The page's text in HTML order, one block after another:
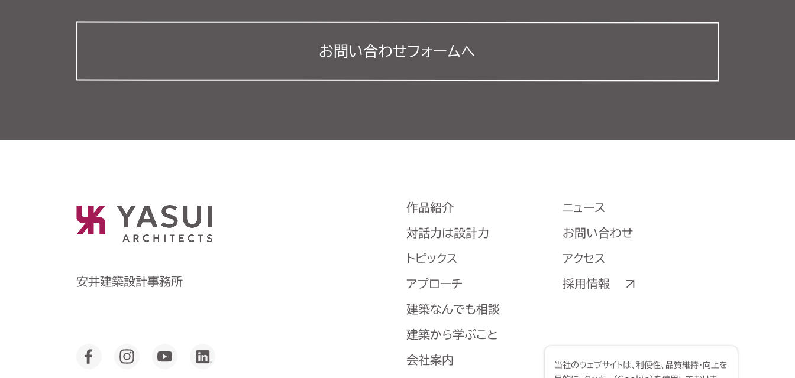
お問い合わせフォームへ
安井建築設計事務所
作品紹介
対話力は設計力
トピックス
アプローチ
建築なんでも相談
建築から学ぶこと
会社案内
ニュース
お問い合わせ
アクセス
採用情報
当社のウェブサイトは、利便性、品質維持・向上を